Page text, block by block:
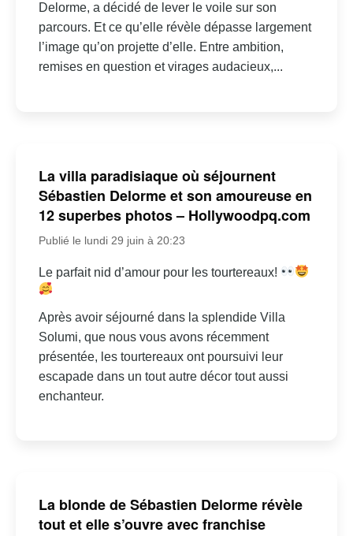
Delorme, a décidé de lever le voile sur son
parcours. Et ce qu’elle révèle dépasse largement
l’image qu’on projette d’elle. Entre ambition,
remises en question et virages audacieux,...
La villa paradisiaque où séjournent
Sébastien Delorme et son amoureuse en
12 superbes photos – Hollywoodpq.com
Publié le lundi 29 juin à 20:23
Le parfait nid d’amour pour les tourtereaux!
Après avoir séjourné dans la splendide Villa
Solumi, que nous vous avons récemment
présentée, les tourtereaux ont poursuivi leur
escapade dans un tout autre décor tout aussi
enchanteur.
La blonde de Sébastien Delorme révèle
tout et elle s’ouvre avec franchise